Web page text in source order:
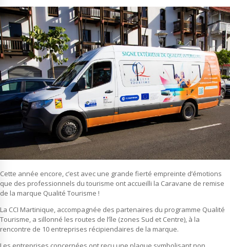
Cette année encore, c’est avec une grande fierté empreinte d’émotions
que des professionnels du tourisme ont accueilli la Caravane de remise
de la marque Qualité Tourisme !
La CCI Martinique, accompagnée des partenaires du programme Qualité
Tourisme, a sillonné les routes de l’île (zones Sud et Centre), à la
rencontre de 10 entreprises récipiendaires de la marque.